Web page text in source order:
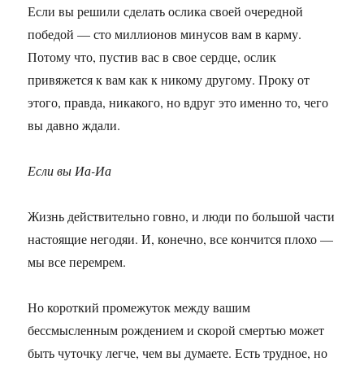
Если вы решили сделать ослика своей очередной
победой — сто миллионов минусов вам в карму.
Потому что, пустив вас в свое сердце, ослик
привяжется к вам как к никому другому. Проку от
этого, правда, никакого, но вдруг это именно то, чего
вы давно ждали.
Если вы Иа-Иа
Жизнь действительно говно, и люди по большой части
настоящие негодяи. И, конечно, все кончится плохо —
мы все перемрем.
Но короткий промежуток между вашим
бессмысленным рождением и скорой смертью может
быть чуточку легче, чем вы думаете. Есть трудное, но